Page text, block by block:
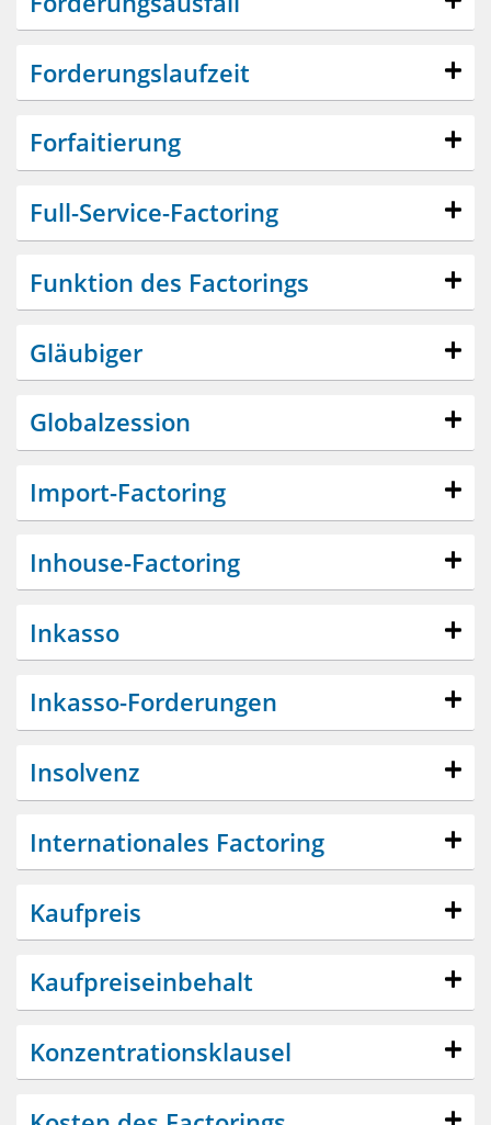
Forderungslaufzeit
Forfaitierung
Full-Service-Factoring
Funktion des Factorings
Gläubiger
Globalzession
Import-Factoring
Inhouse-Factoring
Inkasso
Inkasso-Forderungen
Insolvenz
Internationales Factoring
Kaufpreis
Kaufpreiseinbehalt
Konzentrationsklausel